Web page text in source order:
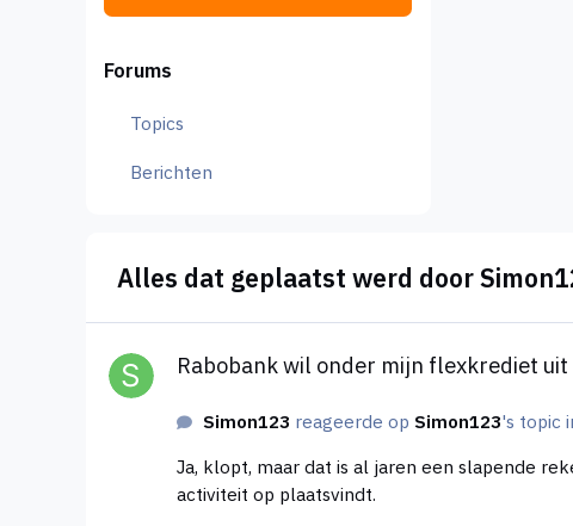
Forums
Topics
Berichten
Alles dat geplaatst werd door
Rabobank wil onder mijn flexkrediet uit
Simon123 reageerde op Simon123's topic
Ja, klopt, maar dat is al jaren een slapende
activiteit op plaatsvindt.